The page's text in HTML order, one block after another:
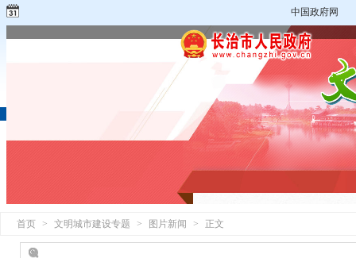
中国政府网
首页 > 文明城市建设专题 > 图片新闻 > 正文